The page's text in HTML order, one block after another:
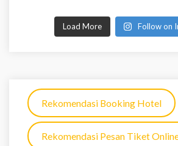
Load More Follow on
Rekomendasi Booking Hotel
Rekomendasi Pesan Tiket